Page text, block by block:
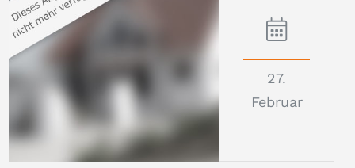
27.
Februar